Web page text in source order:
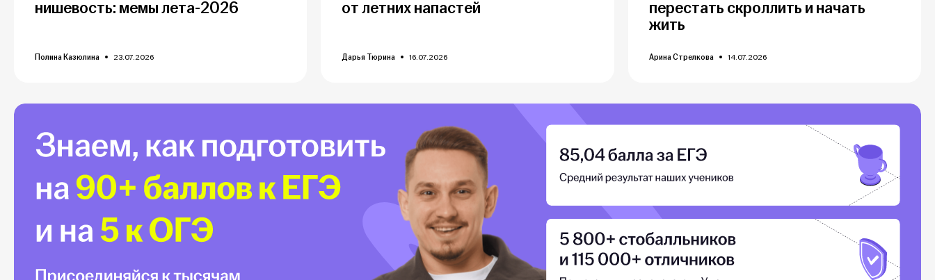
нишевость: мемы лета-2026
Полина Казюлина 23.07.2026
от летних напастей
Дарья Тюрина 16.07.2026
перестать скроллить и начать
жить
Арина Стрелкова 14.07.2026